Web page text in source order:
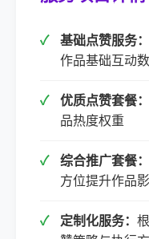
基础点赞服务：
作品基础互动
优质点赞套餐：
品热度权重
综合推广套餐：
方位提升作品
定制化服务：